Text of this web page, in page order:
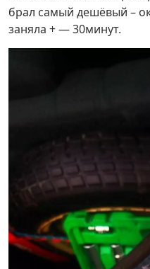
брал самый дешёвый –
заняла + — 30минут.